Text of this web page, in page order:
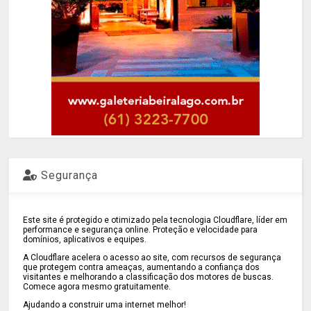
Segurança
Este site é protegido e otimizado pela tecnologia Cloudflare, líder em
performance e segurança online. Proteção e velocidade para
domínios, aplicativos e equipes.
A Cloudflare acelera o acesso ao site, com recursos de segurança
que protegem contra ameaças, aumentando a confiança dos
visitantes e melhorando a classificação dos motores de buscas.
Comece agora mesmo gratuitamente.
Ajudando a construir uma internet melhor!